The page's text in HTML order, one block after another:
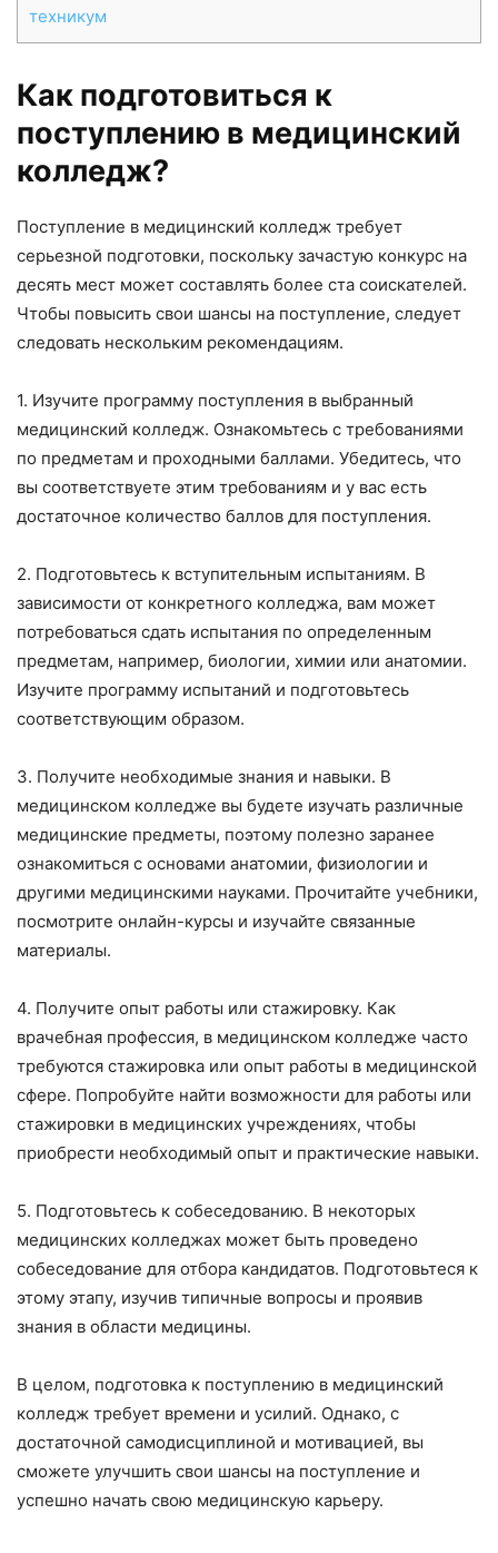
техникум
Как подготовиться к
поступлению в медицинский
колледж?
Поступление в медицинский колледж требует
серьезной подготовки, поскольку зачастую конкурс на
десять мест может составлять более ста соискателей.
Чтобы повысить свои шансы на поступление, следует
следовать нескольким рекомендациям.
1. Изучите программу поступления в выбранный
медицинский колледж. Ознакомьтесь с требованиями
по предметам и проходными баллами. Убедитесь, что
вы соответствуете этим требованиям и у вас есть
достаточное количество баллов для поступления.
2. Подготовьтесь к вступительным испытаниям. В
зависимости от конкретного колледжа, вам может
потребоваться сдать испытания по определенным
предметам, например, биологии, химии или анатомии.
Изучите программу испытаний и подготовьтесь
соответствующим образом.
3. Получите необходимые знания и навыки. В
медицинском колледже вы будете изучать различные
медицинские предметы, поэтому полезно заранее
ознакомиться с основами анатомии, физиологии и
другими медицинскими науками. Прочитайте учебники,
посмотрите онлайн-курсы и изучайте связанные
материалы.
4. Получите опыт работы или стажировку. Как
врачебная профессия, в медицинском колледже часто
требуются стажировка или опыт работы в медицинской
сфере. Попробуйте найти возможности для работы или
стажировки в медицинских учреждениях, чтобы
приобрести необходимый опыт и практические навыки.
5. Подготовьтесь к собеседованию. В некоторых
медицинских колледжах может быть проведено
собеседование для отбора кандидатов. Подготовьтеся к
этому этапу, изучив типичные вопросы и проявив
знания в области медицины.
В целом, подготовка к поступлению в медицинский
колледж требует времени и усилий. Однако, с
достаточной самодисциплиной и мотивацией, вы
сможете улучшить свои шансы на поступление и
успешно начать свою медицинскую карьеру.